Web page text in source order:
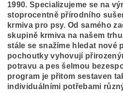
1990. Specializujeme se na
stoprocentně přírodního
krmiva pro psy. Od samého
skupině krmiva na našem
stále se snažíme hledat nové
pochoutky vyhovují
potravu a pes šelmou
program je přitom sestaven
individuálními potřebami